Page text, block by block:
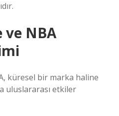
ve NBA
küresel bir marka haline
uluslararası etkiler